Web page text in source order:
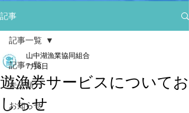
記事
記事一覧
未分類
お知らせ
記事一覧
遊漁券サービスについてお
しらせ
山中湖漁業協同組合
7月8日